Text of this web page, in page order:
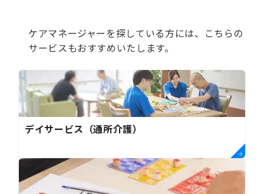
ケアマネージャーを探している方には、こちらの
サービスもおすすめいたします。
デイサービス（通所介護）